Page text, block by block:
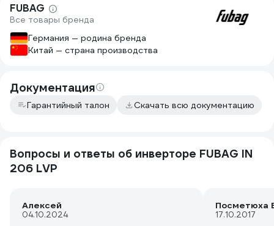
FUBAG
Все товары бренда
Германия — родина бренда
Китай — страна производства
Документация
Гарантийный талон Скачать всю документацию
Вопросы и ответы об инверторе FUBAG IN
206 LVP
Алексей
04.10.2024
Посметюха
17.10.2017